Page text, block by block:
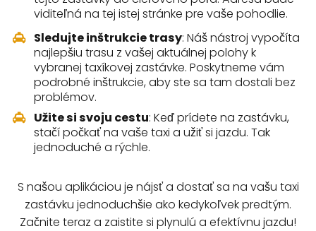
viditeľná na tej istej stránke pre vaše pohodlie.
Sledujte inštrukcie trasy: Náš nástroj vypočíta
najlepšiu trasu z vašej aktuálnej polohy k
vybranej taxíkovej zastávke. Poskytneme vám
podrobné inštrukcie, aby ste sa tam dostali bez
problémov.
Užite si svoju cestu: Keď prídete na zastávku,
stačí počkať na vaše taxi a užiť si jazdu. Tak
jednoduché a rýchle.
S našou aplikáciou je nájsť a dostať sa na vašu taxi
zastávku jednoduchšie ako kedykoľvek predtým.
Začnite teraz a zaistite si plynulú a efektívnu jazdu!